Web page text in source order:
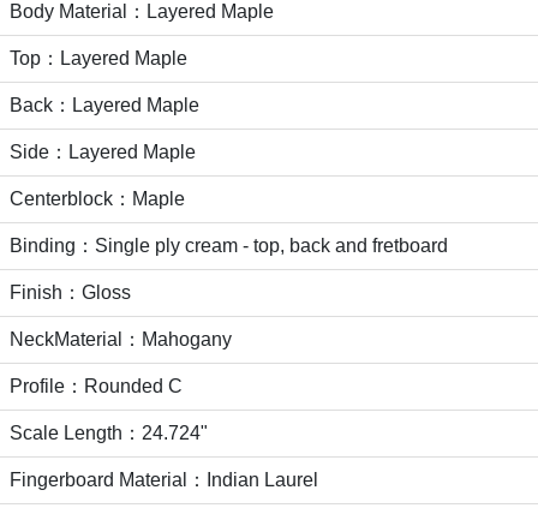
Body Material：Layered Maple
Top：Layered Maple
Back：Layered Maple
Side：Layered Maple
Centerblock：Maple
Binding：Single ply cream - top, back and fretboard
Finish：Gloss
NeckMaterial：Mahogany
Profile：Rounded C
Scale Length：24.724"
Fingerboard Material：Indian Laurel